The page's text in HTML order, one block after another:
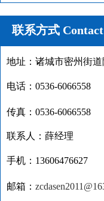
联系方式 Contact
地址：诸城市密州街道
电话：0536-6066558
传真：0536-6066558
联系人：薛经理
手机：13606476627
邮箱：